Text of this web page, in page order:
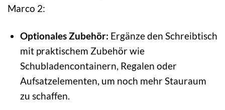
Marco 2:
Optionales Zubehör: Ergänze den Schreibtisch
mit praktischem Zubehör wie
Schubladencontainern, Regalen oder
Aufsatzelementen, um noch mehr Stauraum
zu schaffen.